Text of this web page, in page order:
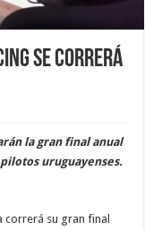
se correrá
la gran final anual
uruguayenses.
correrá su gran final